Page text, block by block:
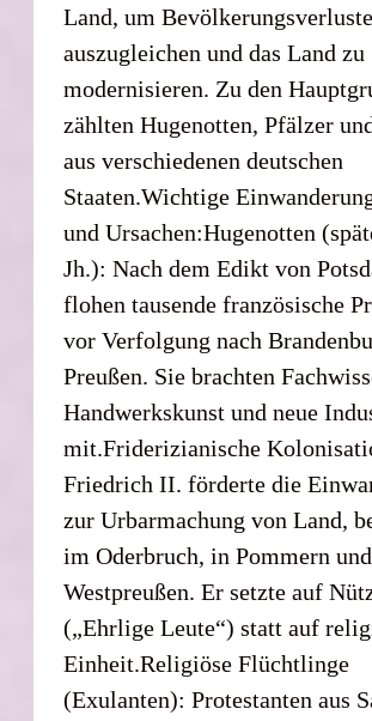
Land, um Bevölkerungsverluste
auszugleichen und das Land zu
modernisieren. Zu den
zählten Hugenotten, Pfälzer
aus verschiedenen deutschen
Staaten.Wichtige
und Ursachen:Hugenotten
Jh.): Nach dem Edikt von
flohen tausende französische
vor Verfolgung nach
Preußen. Sie brachten
Handwerkskunst und neue
mit.Friderizianische
Friedrich II. förderte die
zur Urbarmachung von Land,
im Oderbruch, in Pommern und
Westpreußen. Er setzte auf
(„Ehrlige Leute“) statt auf
Einheit.Religiöse Flüchtlinge
(Exulanten): Protestanten aus